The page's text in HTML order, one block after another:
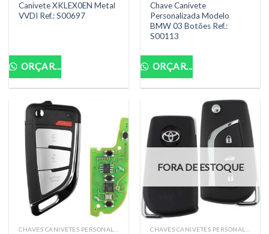
Canivete XKLEX0EN Metal
VVDI Ref.: S00697
ORÇAR...
Chave Canivete
Personalizada Modelo
BMW 03 Botões Ref.:
S00113
ORÇAR...
FORA DE ESTOQUE